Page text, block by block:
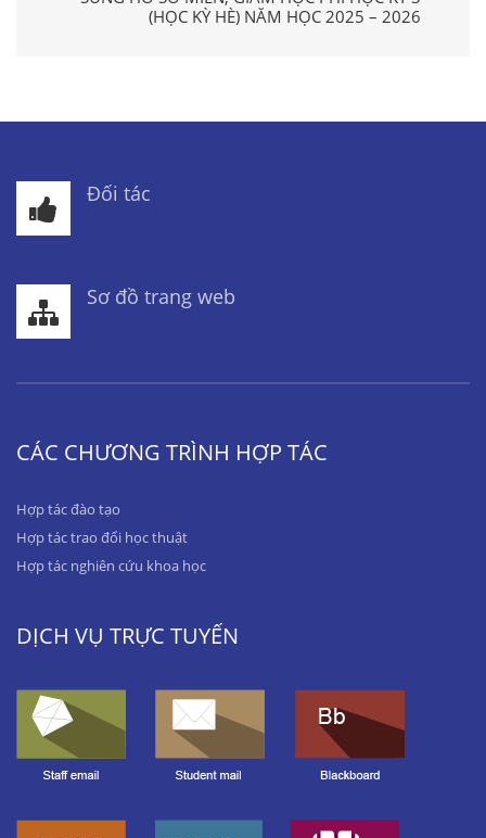
(HỌC KỲ HÈ) NĂM HỌC 2025 – 2026
Đối tác
Sơ đồ trang web
CÁC CHƯƠNG TRÌNH HỢP TÁC
Hợp tác đào tạo
Hợp tác trao đổi học thuật
Hợp tác nghiên cứu khoa học
DỊCH VỤ TRỰC TUYẾN